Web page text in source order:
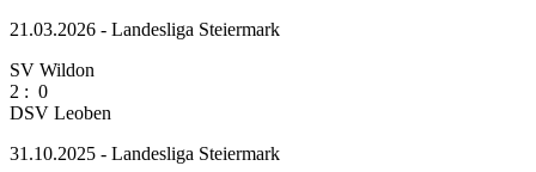
21.03.2026 - Landesliga Steiermark
SV Wildon
2 : 0
DSV Leoben
31.10.2025 - Landesliga Steiermark